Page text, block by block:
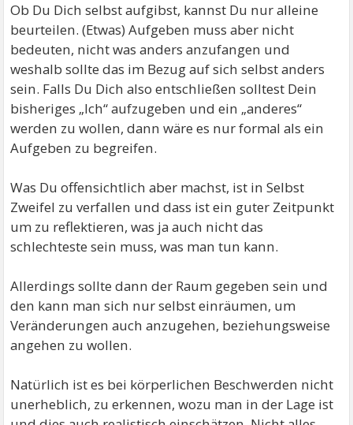
Ob Du Dich selbst aufgibst, kannst Du nur alleine
beurteilen. (Etwas) Aufgeben muss aber nicht
bedeuten, nicht was anders anzufangen und
weshalb sollte das im Bezug auf sich selbst anders
sein. Falls Du Dich also entschließen solltest Dein
bisheriges „Ich“ aufzugeben und ein „anderes“
werden zu wollen, dann wäre es nur formal als ein
Aufgeben zu begreifen.
Was Du offensichtlich aber machst, ist in Selbst
Zweifel zu verfallen und dass ist ein guter Zeitpunkt
um zu reflektieren, was ja auch nicht das
schlechteste sein muss, was man tun kann.
Allerdings sollte dann der Raum gegeben sein und
den kann man sich nur selbst einräumen, um
Veränderungen auch anzugehen, beziehungsweise
angehen zu wollen.
Natürlich ist es bei körperlichen Beschwerden nicht
unerheblich, zu erkennen, wozu man in der Lage ist